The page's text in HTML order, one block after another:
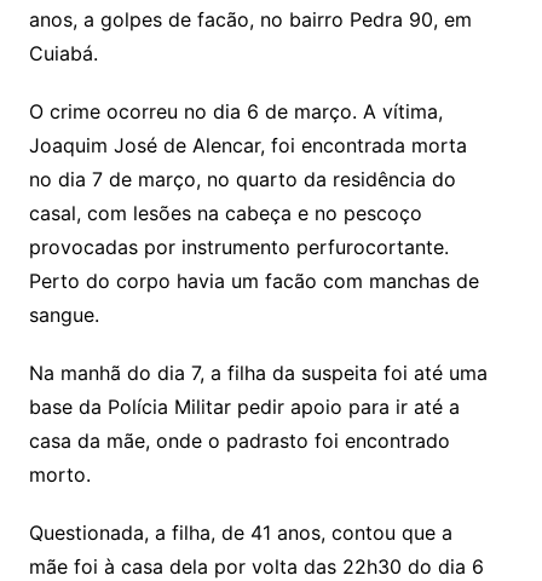
anos, a golpes de facão, no bairro Pedra 90, em
Cuiabá.
O crime ocorreu no dia 6 de março. A vítima,
Joaquim José de Alencar, foi encontrada morta
no dia 7 de março, no quarto da residência do
casal, com lesões na cabeça e no pescoço
provocadas por instrumento perfurocortante.
Perto do corpo havia um facão com manchas de
sangue.
Na manhã do dia 7, a filha da suspeita foi até uma
base da Polícia Militar pedir apoio para ir até a
casa da mãe, onde o padrasto foi encontrado
morto.
Questionada, a filha, de 41 anos, contou que a
mãe foi à casa dela por volta das 22h30 do dia 6